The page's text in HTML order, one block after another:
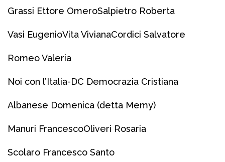
Grassi Ettore OmeroSalpietro Roberta
Vasi EugenioVita VivianaCordici Salvatore
Romeo Valeria
Noi con l’Italia-DC Democrazia Cristiana
Albanese Domenica (detta Memy)
Manuri FrancescoOliveri Rosaria
Scolaro Francesco Santo